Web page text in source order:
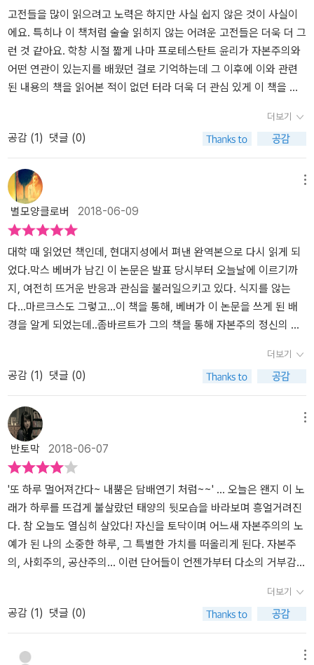
하는 주제에 무슨 종교 창시자 흉내를!'이라며 비웃는 이들도 있었을
텐데, 그 정도가 아니라 그들 이민자들의 선조가 유럽에 그대로 머물
렀다면, 프랭클린의 동시대에도 아마 이단, 이교라며 대뜸 단죄부터
받고 화형장의 한 줌 재로 사라질 위험이 아직은 엄존했을 터입니다.
미국이 경제적으로 번영할 수 있었던 건, 바로 이런 개인의 내심에 대
신용을 잘 지키느냐에만 주의를 집중했던 합리적인 풍조가 자리잡았
기 때문입니다. 대체, 장로교나 감리교나 재세례파 (그 외 일일이 열
거할 수도 없는 숱한 입장들)중, 누구를 프로테스탄트의 '표준'으로 삼
아야 합니까? 그런 건 있지도 않고 있어서도 안 됩니다. 바로 이런 융
통성과 관용, 합리주의야말로 자본주의와 근대 정신의 본체입니다.
막스 베버의 이 고전은, 다름 아닌 이 점을 지적하는 게 원 의도인데,
터무니없는 무자격자들이 감별사, 호메이니 흉내를 내며 훈장질에 목
숨을 걸고 있으니 얼마나 기가 찬 일입니까.'이단에 속하거나 신앙이
있는지 의심스러운 사람들, 그리고 이미 내면적으로 종교적 전통에서
벗어난 도시 귀족 계층... (중략)... 교회는 그저 겉으로만 신앙을 가져
도 구원이 가능하다는 주장을 이미 묵시적으로 펼쳤던 것이다.'(p111)
이 대목에서 막스 베버는, 자신들의 행각이 어떤 관점에서도 윤리적
지지합니다. 따라서, 행여 허상에 지나지 않는 '자본주의 정신'을 순진
하게도 막스 베버가 도그마화했다는 (정반대의) 선입견 역시, 이 충실
한 완역본은 정면으로 무너뜨립니다. 막스 베버의 저작에서 발견되는
탁월한 지성미는, 일단 극한에까지 부정, 비판을 가해 보고, 그럼에도
여전히 시련(trial)을 견뎌내는 황금 명제들에게 움직일 수 없는 권위
와 광휘를 (아닌 척 하면서) 자연스럽게 부여하는 기교에 있습니다.
무하마드 알리의 전성기 복싱 스타일을 보면, 마치 맞아나 주겠다는
양 가드를 다 내려도 결국 한 대도 안 맞고 타격도 안 받습니다. 타고
난 천재, 테크니션이라야 이처럼 자기가 스스로 판 곤경에서 우아하
게 빠져 나오는 재주를 피울 수 있는 거죠. 막스 베버가 스스로 행하는
자체 검증은, 가장 완강하고 적대적인 비판자들이 시도할 법한 것보
다 더 철저하고 더 집요하며 논리적입니다. 그의 이런 책을 읽다 보면,
하며 옥토가 만들어지는 듯한 느낌을, 마치 독자의 머리 속에서 체감
하는 듯합니다. 우리가 고전 고전 하는 건, 삼류 저자의 시시한 수백
권 책을 읽는 삽질을, 이런 명저의 일독 한 번 수고로 대신할 수 있는
그 '경제성'에 있습니다.
런 점을 고려한다면, 어떤 지역의 주류 신앙에 따라 그 지역의 자본주
의 발전이 달라졌다는 저자의 주장의 타당성은 상당 수준 감소할 수
밖에 없다.책 후반으로 갈수록 두드러지는 면은, 이 책이 사회학 분야
의 고전이기는 하지만 그 내용은 오히려 역사신학 쪽에 가깝다는 느
낌이었다. 특히 개신교 각 분파들의 주장에 관한 세밀한 비교와 대조,
책이 근대의 다양한 개신교 분파들의 노동윤리에 관한 연구라는 주제
를 담고 있었다면 오히려 신학 쪽에서는 더 높은 평가를 받았을 지도
모르겠다.(물론 “사회학 분야의 고전” 쪽이 좀 더 유명해 지는 데 유
리했겠지만)이 책의 주장과 관련해 많은 종류의 오해들이 양산되는
경향이 있다. 그 중 하나가 개신교를 받아들인 나라는 경제가 발전했
다는, 책의 결론을 아주 살짝 비튼 주장이다. 이 주장은 다양한 차원에
서 저자와는 상관이 없는데, 우선 저자가 책에서 꼽는 프로테스탄트
윤리는 전체 개신교회중 매우 일부(후기 칼뱅주의의 영향을 받은 청
교도적 신앙)에 한하며, 다른 종류의 금욕주의적 개신교 분파들은 비
슷한 노동윤리를 만들어 내지 못했다고 말한다.뿐만 아니라 그 개신
교 윤리를 만들어낸 신앙도 시간이 지나면서 상당히 변화를 겪었기
에, 오늘날 그 신앙의 후예를 자처하는 사람들이 있다고 하더라도 그
이 책의 주장을 있는 그대로 받아들이더라도, 저자가 말하는 프로테
스탄트 윤리의 기여는 특정한 시기, 특정한 지역에 어느 정도 영향을
끼쳤다는 정도로 정리할 수 있지 않을까 싶다.
고 성별된 것이며 우리가 행하는 모든 일들을 통해 우리는 하나님의
소명에 응답하며 우리의 일을 통해 하나님의 주권과 섭리를 드러내고
그분께 영광을 돌리며 나아가서는 나의 직업과 일을 통해 네 이웃의
필요를 채워줌으로서 하나님의 가장 중요한 계명인 '하나님을 사랑하
고 네 이웃을 내 몸과 같이 사랑하라'는 하나님의 명령과 윤리를 제대
서에서 이야기하는 자본주의 정신은 구원의 확실성과 표지로서 성실
한 직업윤리를 강조했고, 부의 축적을 하나님의 축복으로 여긴 프로
테스탄트 청교도들의 생활양식을 통해 드러난다. 탐욕의 수단으로서
재화와 자본의 축적이 아닌 하나님의 대명령을 수행하는 성별된 자들
의 성실한 삶으로서 직업을 이해했고, 이들의 이러한 흠없는 윤리와
태도는 세상 속에서 세상을 변화시키는 세속적 금욕주의로서 대변되
었다. 이것은 그들 자신의 구원의 확실성의 표지로서 이 땅을 합리적
이고 도덕적이며 아름답게 가꾸어 나가는 것이야말로 자신들을 이 땅
에 보내신 하나님의 소명에 부응하는 것이라는 의식을 통해 노동을
인류 원죄의 댓가로 여겼던 근대 이전의 전통주의적 경제윤리에 대해
명확하게 반박한다.​근대 자본주의 시대를 넘어 이제 신자본주의 시대
에 접어들은 요즘의 독자들에게 어쩌면 1세기 전 자본주의 정신을 종
는 놀라움으로 다가올 수도 있다. 급박하게 돌아가는 최첨단 문명, 거
시경제 속에서 크게 비웃음을 살만한 베버의 주장은 어쩌면 정말로
고리타분하고 시대를 한참 벗어난 먼지가 풀풀나는 지하실 사과박스
에서나 볼 수 있는 주장이다. 그러나 막스 베버의 이 책이 아직도 자본
주의 정신에 관한 고전 중의 고전이고 세계 유수의 대학에서 그 머리
좋다고 하는 천재들에게 필독서로 추천되고 있다는 이유 하나만으로
도 이 책은 집어들고 읽어야 할 충분한 당위성과 필요성을 갖는다. 왜
냐하면 나와 내 가족이 먹고 살아가는 이 경제 시대를 공유하는 우리
모두가 바로 본서에서 베버가 말하는 경제 주체로서의 개체들이기 때
문이다.​어디선가 일을 하고 장사를 하며 재화를 공급하고 소비하며
유통하는 이 일련의 모든 과정들 속에 면면히 흐르는 정신적 가치를
인식하고 인지하지 않는다면 인간은 한낱 하루벌어 하루먹고 살아가
본서를 통해 베버는 자본주의 정신을 이야기하지만 결국 그것은 인간
성의 바른 회복이라는 결론으로 귀결된다. 경제 주체로서 인간은 단
지 먹고 싸는 동물이 아니다.​1원을 벌든 1억원을 벌든 경제주체로서
자본주의의 틀 안에서 자신의 정체성과 위치를 망각하지 않고 우리를
체를 하나의 목적이나 의무(소명)로 여기는 태도는 도덕적인 정서에
역행한다고 볼 수 있는데, 세속적인 직업의 노동 현장이 바로 하나님
께서 우리를 부르신 현장이라는 믿음의 변화(?)가 금욕적 생활과 저
축 관념을 이끌어내고, 하나님의 영광을 위한 영리 활동이라는 소명
의식이 결과적으로 물질문명으로 대표되는 근대 자본주의의 뿌리가
테스탄트 윤리와 자본주의 정신>은 읽어내기 쉬운 책은 아닙니다. 그
러나 공산주의의 몰락이 마치 자본주의의 승리인 것처럼 여겨지며,
부자는 더욱 부해지며 가난한 자는 더욱 가난하게 만드는 신자유주의
의 물결이 거센 이때에 프로테스탄트 윤리와 자본주의의 정신을 연결
시키고 있는 이 책이 우리에게 중요한 힌트를 제공할 수도 있겠다는
생각이 들었습니다. 부록으로 수록된 '카를 피셔의 비판과 막스 베버
의 반박문'을 보면 막스 베버의 주장은 사회적으로 큰 파장과 함께 격
렬한 논쟁을 불러 일으켰던 것 같습니다. 사회에 작동하는 어떤 역동
성을 이론으로 단순화한다는 것이 결코 쉬운 일은 아니지요. 그만큼
이 책은 읽어내기도 어려운 책입니다(소화해야 할 주석도 무척 많습
니다). 그러나 왜 이 책이 고전 필독서로 손꼽히는지는 알 것 같기도
합니다. (좀 엉뚱한 결론 같기는 하지만, 개인적으로는 이웃을 돌보고
의 생활윤리로 확고하게 자리잡아 다시 한 번 자본주의의 정신에 영
향력을 끼칠 수 있기를 바래봅니다.)
학자이자 발명가인 벤자민 프랭클린의 경우를 들어 설명하고있다. 베
버는 공리주의자인 벤저민이 주장하는 ‘돈을 합법적인한도 내에서 최
대한 많이 버는 것은 경제 질서 안에서 표현되는 직업적 유능함의 결
과’라고 하는 근대자본주의 기업가의 행동과 윤리의 기준이 공리주의
에 기초하는 것임에도 불구하고 칼뱅주의의 금욕주의에 기초한 합리
두번째 논문에서는, 4개의 개신교(칼뱅주의, 경건주의, 감리교, 재세
례파계열)의 각 종파별로 역사적 배경과 교리의 특징을 살펴 보고, 교
리적해석이 신도들의 삶의 태도와 윤리에 끼친 영향과 자본주의로의
연결로 이어지는 관계에 대해 기술하고 있다. 베버는개신교의 교리에
서 ‘직업소명설’과 ‘구원예정설’에 대한 해석을 통해 금욕적인 삶의 태
도와 부정한 방식이아닌 합리적인 생활 양식을 유지하면서 직업에 충
실한 노동을 추구하여 부를 저축하고 축적된 부를 낭비하지 말고 합
리적이고 공리적인 일에 사용함으로써하느님의 영예를 높이는 것으
로 연결될 수 있고, 이것이 ‘구원’에 대한 증거이자 보상으로 간주되었
다는 점을 지적하고 있다. 베버는청교도의 금욕주의적 태도와 직업의
식에서 출발하여 시간의 흐름에 따라 종교적 목적에서 공리적인 목적
으로 대체되면서 근대 자본주의의 근간이 되는 근면과경쟁, 건전한
성을 제기한다. 발표된 지 100년도지났지만 베버의 원본 논문을 완역
한 책이라서 이해하기가 쉽지 않았다. 특히, 역자의 친절한 주석의 설
명과 해설이 아니었다면, 페이지를 쉽게 넘기지못했을 것이다. 아무
래도, 개신교의 교리와 중세 역사에 대한지식이 있다면, 이해하는데
더욱 도움이 될 것으로 생각된다. 이 책을 통해, 욕심내지 않는 금욕적
인 생활자세와 정당하게 최선을 다해 돈을 벌라는 어찌 보면 양립할
수 없는 모순된 원칙들이 평화롭게 결합되는 순간을 깨닫게 되는신기
한 체험을 맛볼 수 있다. 일독을 권한다.
고전들을 많이 읽으려고 노력은 하지만 사실 쉽지 않은 것이 사실이
에요. 특히나 이 책처럼 술술 읽히지 않는 어려운 고전들은 더욱 더 그
런 것 같아요. 학창 시절 짧게 나마 프로테스탄트 윤리가 자본주의와
어떤 연관이 있는지를 배웠던 걸로 기억하는데 그 이후에 이와 관련
된 내용의 책을 읽어본 적이 없던 터라 더욱 더 관심 있게 이 책을 읽
아요. 막스 베버는 자본주의가 종교와 연관 되어 있음을 이야기 합니
다. 지금처럼 노동을 통해 돈을 많이 버는 것이 목적이 아니라 오히려
돈에 집착하지 않고 사치스러운 생활을 하지 않아야 한다는 것이 중
요한 사항이었던 것 같아요. 열심히 노력하고 부지런해야 하고 이런
것들이 신에 대한 도리이기 때문에 당시의 사람들은 저마다 열심히
그리고 성실하게 일을 해왔다는 것이죠. 그리고 그것으로 인해 오히
려 부가 축적되었다고 하는 것이 프로테스탄트 윤리와 자본주의의 연
관이더라구요. 더군다나 칼뱅의 예정조화설에 의하면 신의 은총을 받
은 사람들을 부의 축적 정도로 알 수 있다고 하니 당시의 사람들이 열
심히 노동을 하지 않을 수 없었겠죠. 막스 베버에 대해서도 책을 통해
더 자세히 알 수 있어서 좋았고, 칼뱅의 사상이나 종교적인 부분들도
자세히 살펴볼 수 있는 좋은 기회가 되어 이 책이 좋았답니다. 마르크
기에 도전하고 있는 분들에게 꼭 읽어보기를 추천하고 싶어 지네요.
더보기
공감 (1 ) 댓글 (0)
별모양클로버 2018-06-09
대학 때 읽었던 책인데, 현대지성에서 펴낸 완역본으로 다시 읽게 되
었다.막스 베버가 남긴 이 논문은 발표 당시부터 오늘날에 이르기까
지, 여전히 뜨거운 반응과 관심을 불러일으키고 있다. 식지를 않는
다...마르크스도 그렇고...이 책을 통해, 베버가 이 논문을 쓰게 된 배
경을 알게 되었는데..좀바르트가 그의 책을 통해 자본주의 정신의 기
전을 받아들여 이 논문을 완성했다고 하는 부분이 흥미로웠다.또한
서두에 나오는 역자의 해설에서 베버의 개인사 부분도 인상적이었다.
베버가 어떤 사람이고, 어떤 가정사를 갖고 있는지 전혀 몰랐고 관심
밖이었는데.. 막연하게 예상했던 바와 달라서, 앞으로는 베버라는 사
람 자체에도 관심이 생긴 것 같다. 우선 이 책을 알차게 구성되어 있
다. (두툼한 보람이 있다)압축 번역, 편집해 놓은 책들과 달리, 이 완
역본은 성실한 해제와 신뢰가는 번역, 부록까지도 맘에 든다.특히 2
부 개신교의 직업윤리 부분이 칼뱅주의, 경건주의, 감리교, 재세례파
까지 등장하며신학적이고 교리적인 부분을 다루니, 기독교인으로서
집중해서 읽을 수 있었다. 신학적인 지식 배경을 갖추고 있다면 금상
첨화로 좋겠지만, 혹시 독자가 기독교인이 아니고 신학적인 이해가
부족하다면 베버의 주장, 이 책을 이해하기 쉽지 않을 것 같다는 생각
것과 이런 개신교의 윤리를 자본주의 정신과 연결시키는 것에 핵심이
있는데,특히 현세적 금욕주의와 청교도적 생활양식을 중요하게 다룬
다.현재 우리나라에서는 자본주의에 대한 비판과 사회주의를 옹호하
려는 이들이 많아진 것 같은데,세계 역사를 보면 사회주의 국가일수
더보기
공감 (1) 댓글 (0)
반토막 2018-06-07
'또 하루 멀어져간다~ 내뿜은 담배연기 처럼~~' ... 오늘은 왠지 이 노
래가 하루를 뜨겁게 불살랐던 태양의 뒷모습을 바라보며 흥얼거려진
다. 참 오늘도 열심히 살았다! 자신을 토닥이며 어느새 자본주의의 노
예가 된 나의 소중한 하루, 그 특별한 가치를 떠올리게 된다. 자본주
의, 사회주의, 공산주의... 이런 단어들이 언젠가부터 다소의 거부감처
지금도 마찬가지이고 말이다. 선거철이 가까워지기에 또 다시 레드
컴플렉스를 꺼내드는 정치권의 구태에 연연하는 모습들을 제외한다
면 이런 단어들은 어느새 우리와는 약간의 거리를 두게 되었던것 같
다.<프로테스탄트 윤리와 자본주의 정신> 막스 베버의 이 책을 벌써
더보기
공감 (1) 댓글 (0)